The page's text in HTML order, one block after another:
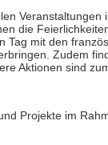
Veranstaltungen
die
mit den
Zudem
Aktionen sind
Projekte im